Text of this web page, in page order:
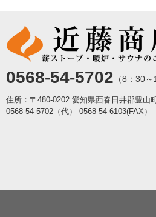
0568-54-5702 （8：30～
住所：〒480-0202 愛知県西春日井郡豊山
0568-54-5702（代）
0568-54-6103(FAX）